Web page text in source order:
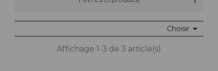
Choisir 
Affichage 1-3 de 3 article(s)